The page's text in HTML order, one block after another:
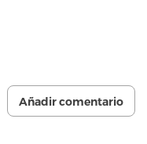
Añadir comentario